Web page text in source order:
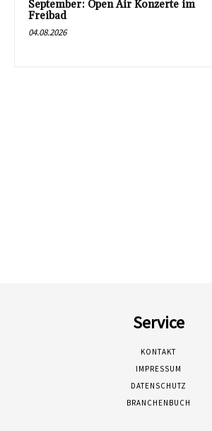
September: Open Air Konzerte im
Freibad
04.08.2026
Service
KONTAKT
IMPRESSUM
DATENSCHUTZ
BRANCHENBUCH